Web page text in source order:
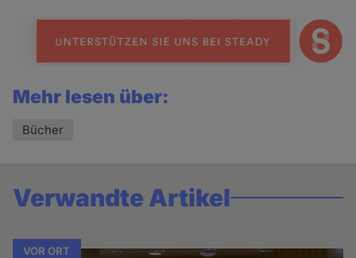
news
Mehr lesen über:
Bücher
Verwandte Artikel
VOR ORT